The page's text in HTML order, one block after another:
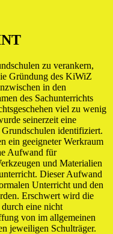
zu verankern,
Gründung des KiWiZ
in den
des Sachunterrichts
viel zu wenig
seinerzeit eine
identifiziert.
ein geeigneter Werkraum
Aufwand für
und Materialien
Dieser Aufwand
Unterricht und den
Erschwert wird die
eine nicht
von im allgemeinen
jeweiligen Schulträger.